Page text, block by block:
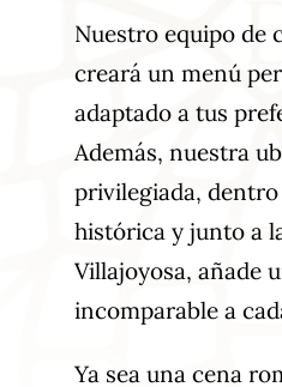
Nuestro equipo de
creará un menú
adaptado a tus
Además, nuestra
privilegiada,
histórica y junto a
Villajoyosa, añade
incomparable a
Ya sea una cena